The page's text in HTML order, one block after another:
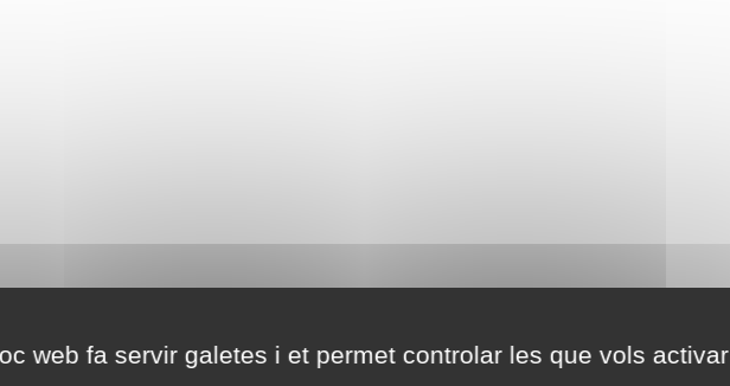
web fa servir galetes i et permet controlar les que vols activar